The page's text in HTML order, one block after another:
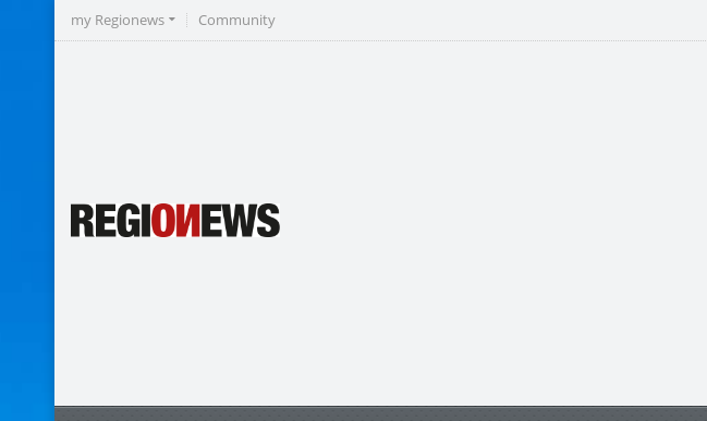
my Regionews Community